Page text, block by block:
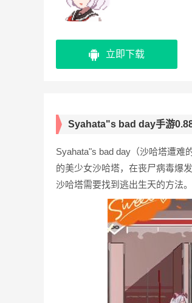
立即下载
Syahata"s bad day手游
Syahata"s bad day（沙哈塔遭难
的美少女沙哈塔，在丧尸病毒爆
沙哈塔需要找到逃出生天的方法。